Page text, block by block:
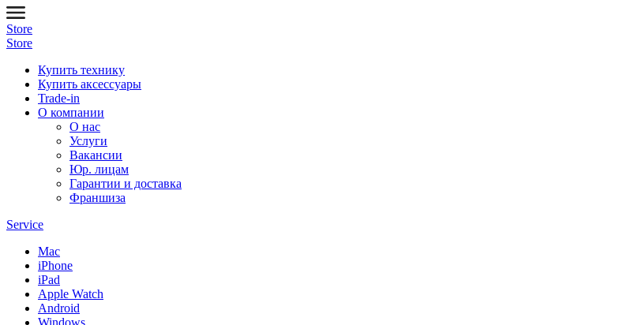
Store
Store
Купить технику
Купить аксессуары
Trade-in
О компании
О нас
Услуги
Вакансии
Юр. лицам
Гарантии и доставка
Франшиза
Service
Mac
iPhone
iPad
Apple Watch
Android
Windows